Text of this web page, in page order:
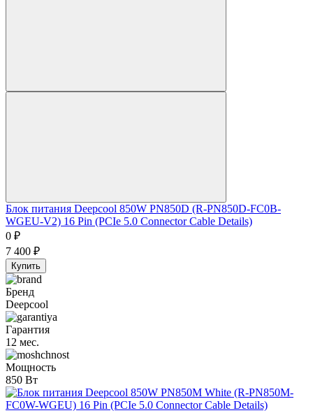
Блок питания Deepcool 850W PN850D (R-PN850D-FC0B-
WGEU-V2) 16 Pin (PCIe 5.0 Connector Cable Details)
0 ₽
7 400 ₽
Купить
Бренд
Deepcool
Гарантия
12 мес.
Мощность
850 Вт